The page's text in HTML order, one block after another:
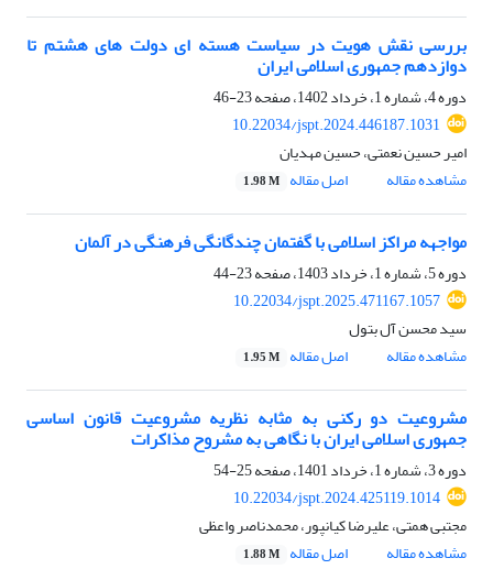
بررسی نقش هویت در سیاست هسته ای دولت های هشتم تا
دوازدهم جمهوری اسلامی ایران
دوره 4، شماره 1، خرداد 1402، صفحه
23-46
10.22034/jspt.2024.446187.1031
امیر حسین نعمتی، حسین مهدیان
مشاهده مقاله
اصل مقاله 1.98 M
مواجهه مراکز اسلامی با گفتمان چندگانگی فرهنگی در آلمان
دوره 5، شماره 1، خرداد 1403، صفحه
23-44
10.22034/jspt.2025.471167.1057
سید محسن آل بتول
مشاهده مقاله
اصل مقاله 1.95 M
مشروعیت دو رکنی به مثابه نظریه مشروعیت قانون اساسی
جمهوری اسلامی ایران با نگاهی به مشروح مذاکرات
دوره 3، شماره 1، خرداد 1401، صفحه
25-54
10.22034/jspt.2024.425119.1014
مجتبی همتی، علیرضا کیانپور، محمدناصر واعظی
مشاهده مقاله
اصل مقاله 1.88 M